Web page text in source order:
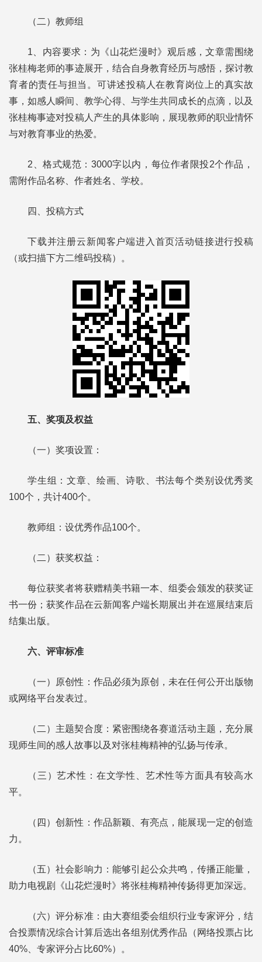
（二）教师组
1、内容要求：为《山花烂漫时》观后感，文章需围绕
张桂梅老师的事迹展开，结合自身教育经历与感悟，探讨教
育者的责任与担当。可讲述投稿人在教育岗位上的真实故
事，如感人瞬间、教学心得、与学生共同成长的点滴，以及
张桂梅事迹对投稿人产生的具体影响，展现教师的职业情怀
与对教育事业的热爱。
2、格式规范：3000字以内，每位作者限投2个作品，
需附作品名称、作者姓名、学校。
四、投稿方式
下载并注册云新闻客户端进入首页活动链接进行投稿
（或扫描下方二维码投稿）。
五、奖项及权益
（一）奖项设置：
学生组：文章、绘画、诗歌、书法每个类别设优秀奖
100个，共计400个。
教师组：设优秀作品100个。
（二）获奖权益：
每位获奖者将获赠精美书籍一本、组委会颁发的获奖证
书一份；获奖作品在云新闻客户端长期展出并在巡展结束后
结集出版。
六、评审标准
（一）原创性：作品必须为原创，未在任何公开出版物
或网络平台发表过。
（二）主题契合度：紧密围绕各赛道活动主题，充分展
现师生间的感人故事以及对张桂梅精神的弘扬与传承。
（三）艺术性：在文学性、艺术性等方面具有较高水
平。
（四）创新性：作品新颖、有亮点，能展现一定的创造
力。
（五）社会影响力：能够引起公众共鸣，传播正能量，
助力电视剧《山花烂漫时》将张桂梅精神传扬得更加深远。
（六）评分标准：由大赛组委会组织行业专家评分，结
合投票情况综合计算后选出各组别优秀作品（网络投票占比
40%、专家评分占比60%）。